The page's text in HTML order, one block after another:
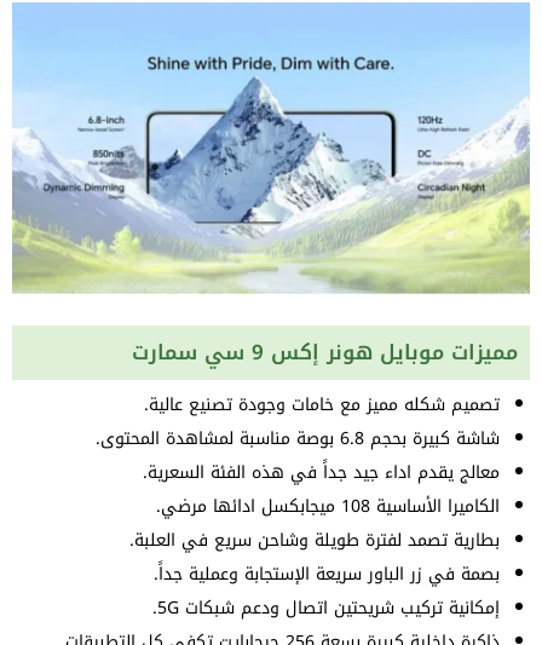
مميزات موبايل هونر إكس 9 سي سمارت
تصميم شكله مميز مع خامات وجودة تصنيع عالية.
شاشة كبيرة بحجم 6.8 بوصة مناسبة لمشاهدة المحتوى.
معالج يقدم اداء جيد جداً في هذه الفئة السعرية.
الكاميرا الأساسية 108 ميجابكسل ادائها مرضي.
بطارية تصمد لفترة طويلة وشاحن سريع في العلبة.
بصمة في زر الباور سريعة الإستجابة وعملية جداً.
إمكانية تركيب شريحتين اتصال ودعم شبكات 5G.